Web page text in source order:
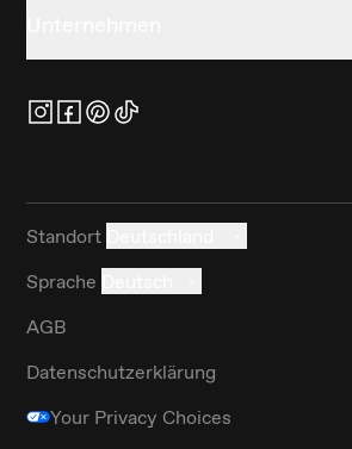
Standort
Sprache
AGB
Datenschutzerklärung
Your Privacy Choices